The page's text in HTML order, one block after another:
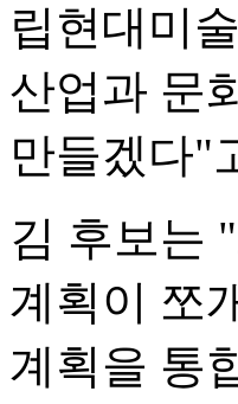
립현대미
산업과 문
만들겠다"
김 후보는
계획이 쪼
계획을 통